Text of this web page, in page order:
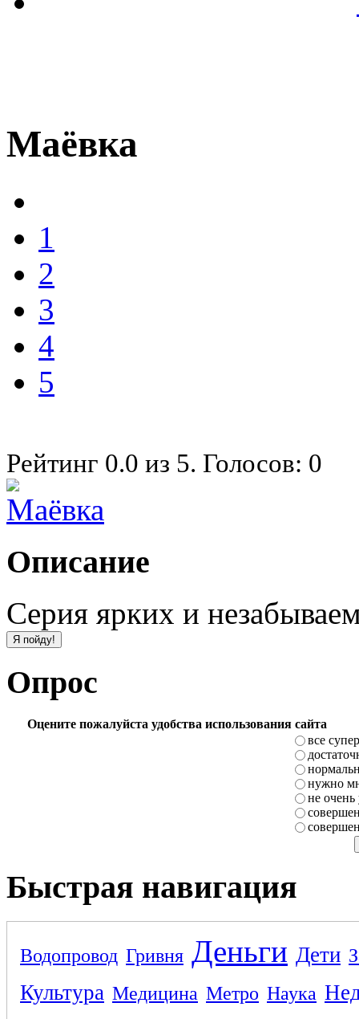
Маёвка
1
2
3
4
5
Рейтинг 0.0 из 5. Голосов: 0
Описание
Серия ярких и
Опрос
Оцените пожалуйста удобства использования сайта
все супер
нужно
не очень
Быстрая навигация
Водопровод Гривня Деньги Дети
Культура Медицина Метро Наука